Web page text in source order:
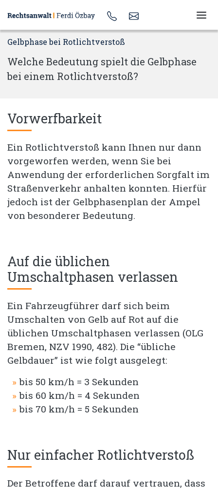
Gelbphase bei Rotlichtverstoß
Welche Bedeutung spielt die Gelbphase
bei einem Rotlichtverstoß?
Vorwerfbarkeit
Ein Rotlichtverstoß kann Ihnen nur dann
vorgeworfen werden, wenn Sie bei
Anwendung der erforderlichen Sorgfalt im
Straßenverkehr anhalten konnten. Hierfür
jedoch ist der Gelbphasenplan der Ampel
von besonderer Bedeutung.
Auf die üblichen
Umschaltphasen verlassen
Ein Fahrzeugführer darf sich beim
Umschalten von Gelb auf Rot auf die
üblichen Umschaltphasen verlassen (OLG
Bremen, NZV 1990, 482). Die “übliche
Gelbdauer” ist wie folgt ausgelegt:
bis 50 km/h = 3 Sekunden
bis 60 km/h = 4 Sekunden
bis 70 km/h = 5 Sekunden
Nur einfacher Rotlichtverstoß
Der Betroffene darf darauf vertrauen, dass